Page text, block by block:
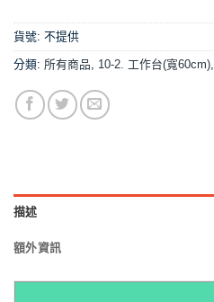
貨號: 不提供
分類: 所有商品, 10-2. 工作台(寬60cm),
描述
額外資訊